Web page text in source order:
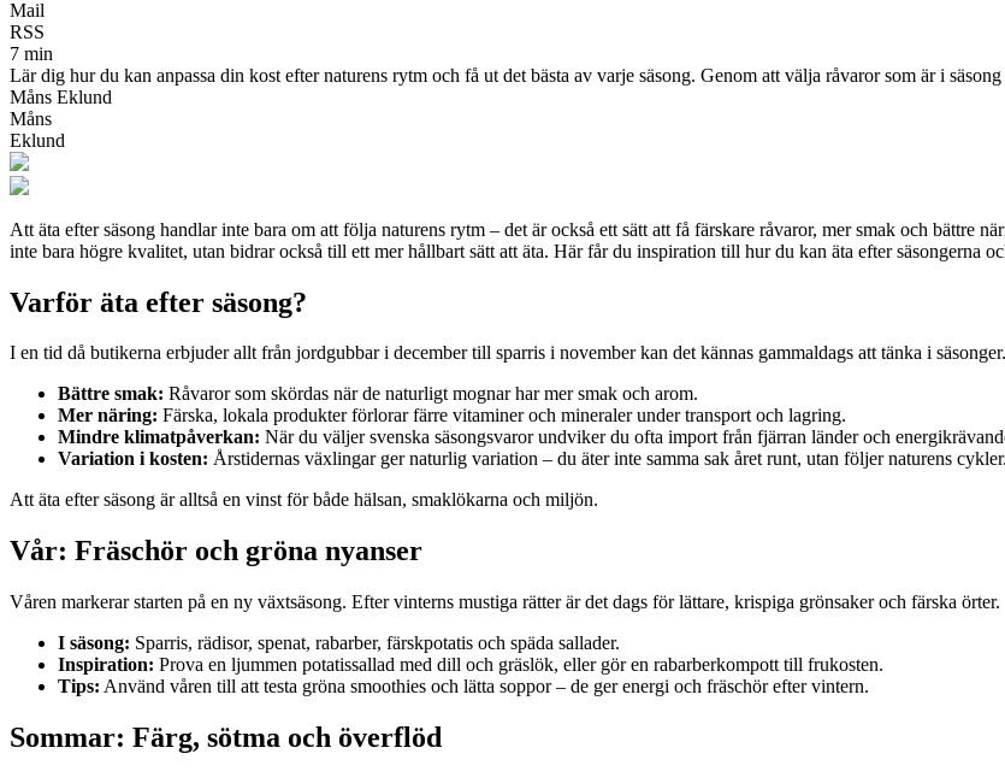
Mail
RSS
7 min
Lär dig hur du kan anpassa din kost efter naturens rytm och få ut det bästa av varje säsong. Genom att välja råvaror som är i
Måns Eklund
Måns
Eklund
Att äta efter säsong handlar inte bara om att följa naturens rytm – det är också ett sätt att få färskare råvaror, mer smak och bättre
inte bara högre kvalitet, utan bidrar också till ett mer hållbart sätt att äta. Här får du inspiration till hur du kan äta efter säsongerna
Varför äta efter säsong?
I en tid då butikerna erbjuder allt från jordgubbar i december till sparris i november kan det kännas gammaldags att tänka i
Bättre smak: Råvaror som skördas när de naturligt mognar har mer smak och arom.
Mer näring: Färska, lokala produkter förlorar färre vitaminer och mineraler under transport och lagring.
Mindre klimatpåverkan: När du väljer svenska säsongsvaror undviker du ofta import från fjärran länder och
Variation i kosten: Årstidernas växlingar ger naturlig variation – du äter inte samma sak året runt, utan följer naturens cykler.
Att äta efter säsong är alltså en vinst för både hälsan, smaklökarna och miljön.
Vår: Fräschör och gröna nyanser
Våren markerar starten på en ny växtsäsong. Efter vinterns mustiga rätter är det dags för lättare, krispiga grönsaker och färska örter.
I säsong: Sparris, rädisor, spenat, rabarber, färskpotatis och späda sallader.
Inspiration: Prova en ljummen potatissallad med dill och gräslök, eller gör en rabarberkompott till frukosten.
Tips: Använd våren till att testa gröna smoothies och lätta soppor – de ger energi och fräschör efter vintern.
Sommar: Färg, sötma och överflöd